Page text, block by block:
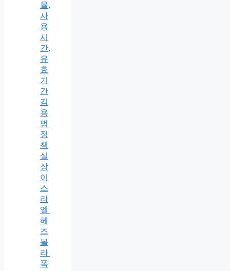
율,
사
용
시
간,
유
효
기
간
김
용
범
정
책
실
장
이
스
라
엘
헤
즈
볼
라
폭